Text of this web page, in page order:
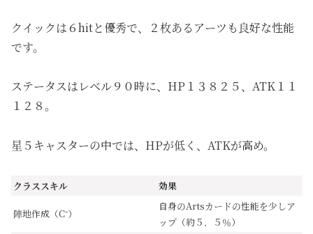
クイックは６hitと優秀で、２枚あるアーツも良好な性能
です。
ステータスはレベル９０時に、HP１３８２５、ATK１１
１２８。
星５キャスターの中では、HPが低く、ATKが高め。
クラススキル 効果
陣地作成（C⁻）
自身のArtsカードの性能を少しア
ップ（約５．５％）